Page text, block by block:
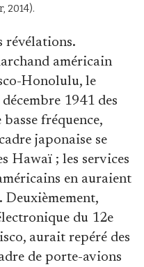
2014).
révélations.
américain
Honolulu, le
1941 des
fréquence,
japonaise se
Hawaï ; les services
en auraient
Deuxièmement,
du 12e
aurait repéré des
de porte-avions